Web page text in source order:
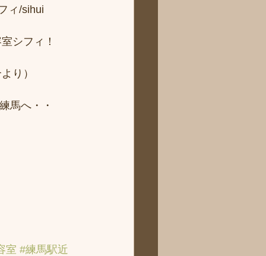
ィ/sihui
シフィ！
り）
馬へ・・
室 #練馬駅近